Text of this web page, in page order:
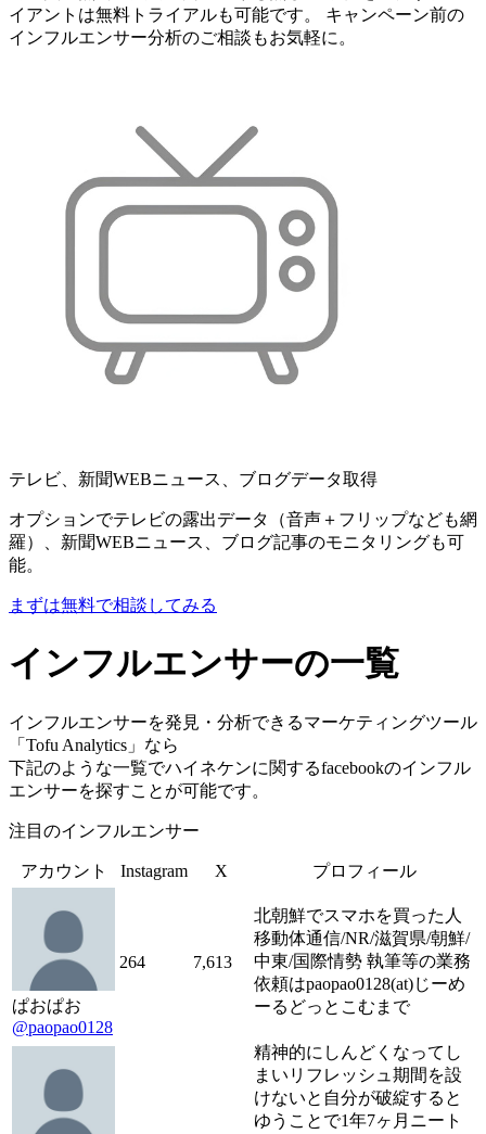
イアントは無料トライアルも可能です。 キャンペーン前の
インフルエンサー分析のご相談もお気軽に。
テレビ、新聞WEBニュース、ブログデータ取得
オプションでテレビの露出データ（音声＋フリップなども網
羅）、新聞WEBニュース、ブログ記事のモニタリングも可
能。
まずは無料で相談してみる
インフルエンサーの一覧
インフルエンサーを発見・分析できるマーケティングツール
「Tofu Analytics」なら
下記のような一覧でハイネケンに関するfacebookのインフル
エンサーを探すことが可能です。
注目のインフルエンサー
アカウント Instagram X プロフィール
ぱおぱお
@paopao0128
264 7,613
北朝鮮でスマホを買った人
移動体通信/NR/滋賀県/朝鮮/
中東/国際情勢 執筆等の業務
依頼はpaopao0128(at)じーめ
ーるどっとこむまで
精神的にしんどくなってし
まいリフレッシュ期間を設
けないと自分が破綻すると
ゆうことで1年7ヶ月ニート